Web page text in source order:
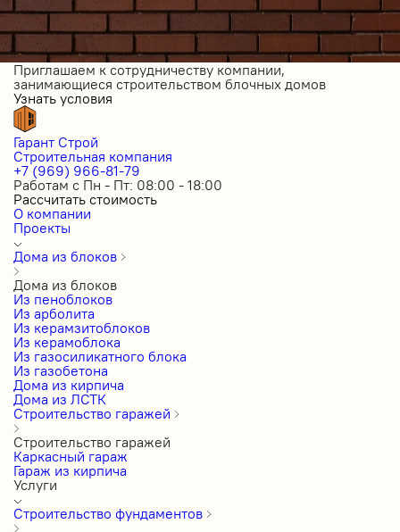
Приглашаем к сотрудничеству компании,
занимающиеся строительством блочных домов
Узнать условия
Гарант Строй
Строительная компания
+7 (969) 966-81-79
Работам с Пн - Пт: 08:00 - 18:00
Рассчитать стоимость
О компании
Проекты
Дома из блоков
Дома из блоков
Из пеноблоков
Из арболита
Из керамзитоблоков
Из керамоблока
Из газосиликатного блока
Из газобетона
Дома из кирпича
Дома из ЛСТК
Строительство гаражей
Строительство гаражей
Каркасный гараж
Гараж из кирпича
Услуги
Строительство фундаментов